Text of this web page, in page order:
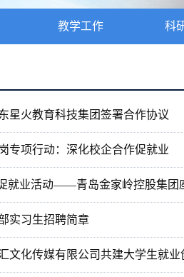
教学工作 科
星火教育科技集团签署合作协议
专项行动：深化校企合作促就业
就业活动——青岛金家岭控股集团
实习生招聘简章
文化传媒有限公司共建大学生就业